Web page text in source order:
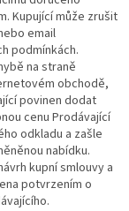
Kupující může zrušit
email
podmínkách.
na straně
obchodě,
povinen dodat
cenu Prodávající
odkladu a zašle
nabídku.
kupní smlouvy a
potvrzením o